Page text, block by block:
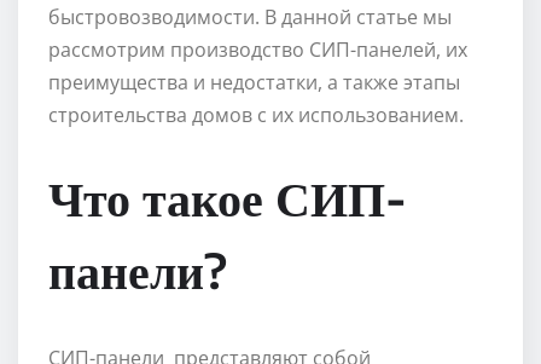
быстровозводимости. В данной статье мы
рассмотрим производство СИП-панелей, их
преимущества и недостатки, а также этапы
строительства домов с их использованием.
Что такое СИП-
панели?
СИП-панели представляют собой